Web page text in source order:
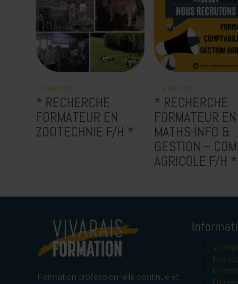
17 juillet 2026
* RECHERCHE
FORMATEUR EN
ZOOTECHNIE F/H *
17 juillet 2026
* RECHERCHE
FORMATEUR EN
MATHS-INFO &
GESTION –
AGRICOLE F/H *
Formation professionnelle continue et
Nos